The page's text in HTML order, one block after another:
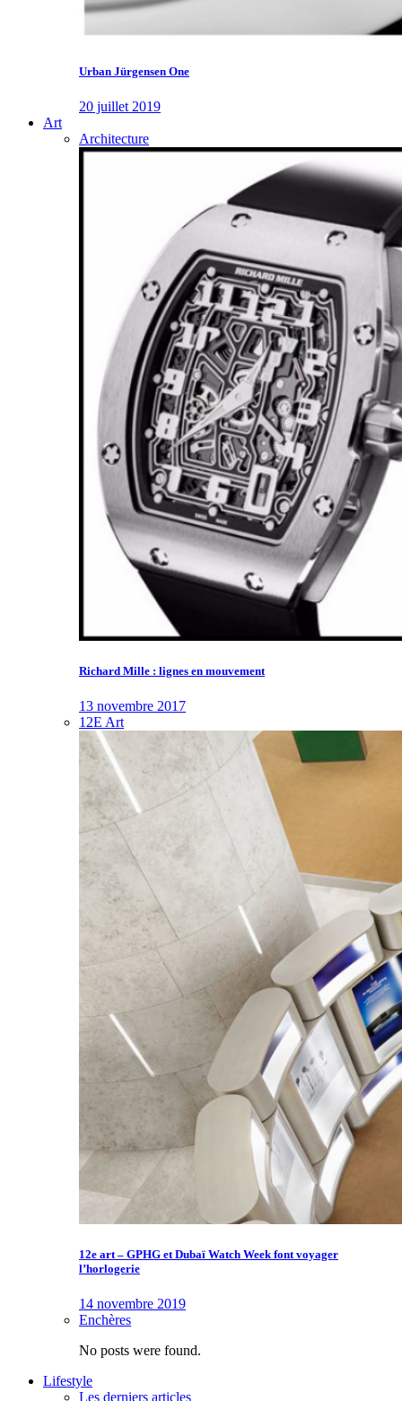
Urban Jürgensen One
20 juillet 2019
Art
Architecture
Richard Mille : lignes en mouvement
13 novembre 2017
12E Art
12e art – GPHG et Dubaï Watch Week font voyager
l’horlogerie
14 novembre 2019
Enchères
No posts were found.
Lifestyle
Les derniers articles